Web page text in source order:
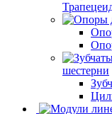
шестерни